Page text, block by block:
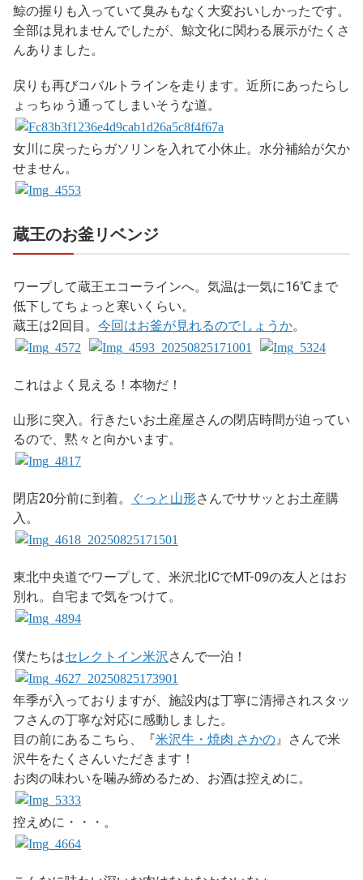
鯨の握りも入っていて臭みもなく大変おいしかったです。
全部は見れませんでしたが、鯨文化に関わる展示がたくさ
んありました。
戻りも再びコバルトラインを走ります。近所にあったらし
ょっちゅう通ってしまいそうな道。
女川に戻ったらガソリンを入れて小休止。水分補給が欠か
せません。
蔵王のお釜リベンジ
ワープして蔵王エコーラインへ。気温は一気に16℃まで
低下してちょっと寒いくらい。
蔵王は2回目。 今回はお釜が見れるのでしょうか。
これはよく見える！本物だ！
山形に突入。行きたいお土産屋さんの閉店時間が迫ってい
るので、黙々と向かいます。
閉店20分前に到着。 ぐっと山形さんでササッとお土産購
入。
東北中央道でワープして、米沢北ICでMT-09の友人とはお
別れ。自宅まで気をつけて。
僕たちはセレクトイン米沢 さんで一泊！
年季が入っておりますが、施設内は丁寧に清掃されスタッ
フさんの丁寧な対応に感動しました。
目の前にあるこちら、『米沢牛・焼肉 さかの 』さんで米
沢牛をたくさんいただきます！
お肉の味わいを噛み締めるため、お酒は控えめに。
控えめに・・・。